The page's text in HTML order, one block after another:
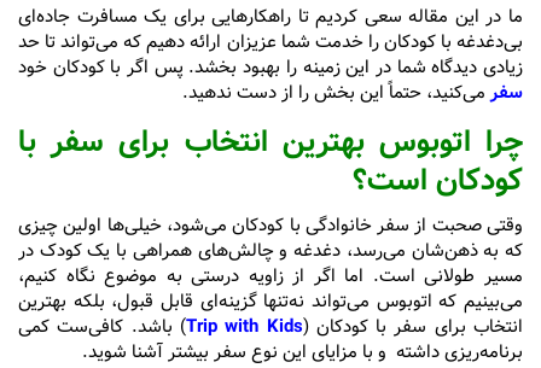
ما در این مقاله سعی کردیم تا راهکارهایی برای یک مسافرت جاده‌ای
بی‌دغدغه با کودکان را خدمت شما عزیزان ارائه دهیم که می‌تواند تا حد
زیادی دیدگاه شما در این زمینه را بهبود بخشد. پس اگر با کودکان خود
سفرمی‌کنید، حتماً این بخش را از دست ندهید.
چرا اتوبوس بهترین انتخاب برای سفر با
کودکان است؟
وقتی صحبت از سفر خانوادگی با کودکان می‌شود، خیلی‌ها اولین چیزی
که به ذهن‌شان می‌رسد، دغدغه‌ و چالش‌های همراهی با یک کودک در
مسیر طولانی است. اما اگر از زاویه درستی به موضوع نگاه کنیم،
می‌بینیم که اتوبوس می‌تواند نه‌تنها گزینه‌ای قابل قبول، بلکه بهترین
انتخاب برای سفر با کودکان ( Trip with Kids) باشد. کافی‌ست کمی
برنامه‌ریزی داشته و با مزایای این نوع سفر بیشتر آشنا شوید.